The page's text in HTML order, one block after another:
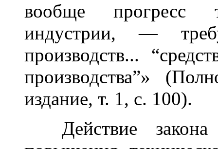
вообще прогресс
индустрии, —
производств...
производства”»
издание, т. 1, с. 100).
Действие закона